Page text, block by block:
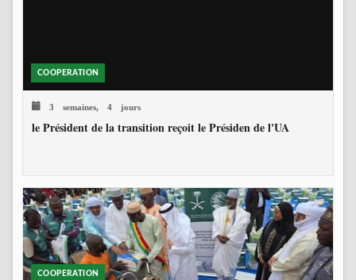
COOPERATION
3 semaines, 4 jours
le Président de la transition reçoit le Présiden de l'UA
COOPERATION